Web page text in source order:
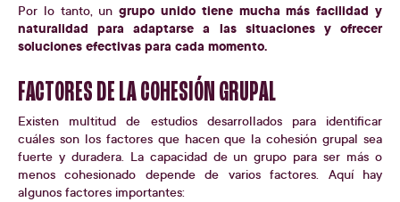
Por lo tanto, ungrupo unido tiene mucha más facilidad y
naturalidad para adaptarse a las situaciones y ofrecer
soluciones efectivas para cada momento.
FACTORES DE LA COHESIÓN GRUPAL
Existen multitud de estudios desarrollados para identificar
cuáles son los factores que hacen que la cohesión grupal sea
fuerte y duradera. La capacidad de un grupo para ser más o
menos cohesionado depende de varios factores. Aquí hay
algunos factores importantes: